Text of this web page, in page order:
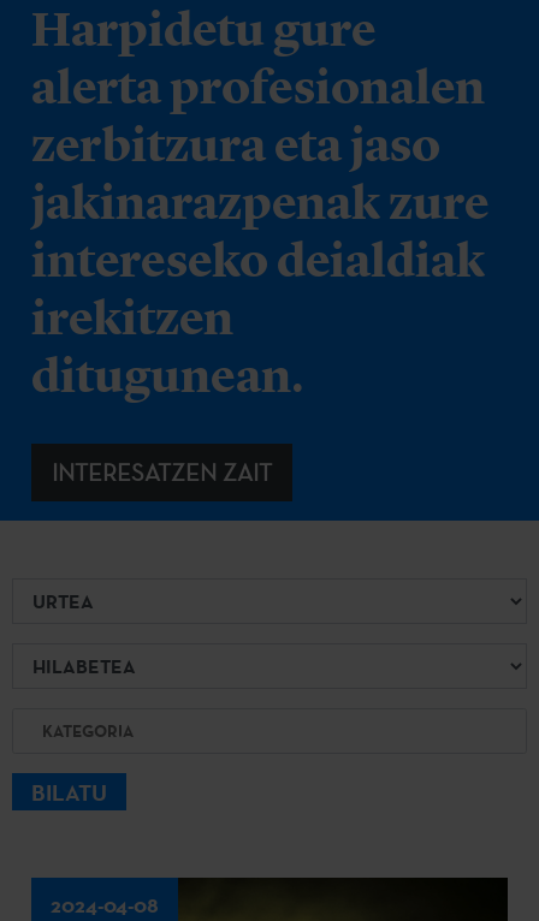
Harpidetu gure
alerta profesionalen
zerbitzura eta jaso
jakinarazpenak zure
intereseko deialdiak
irekitzen
ditugunean.
INTERESATZEN ZAIT
Urtea
Hilabetea
Kategoria
BILATU
2024-04-08